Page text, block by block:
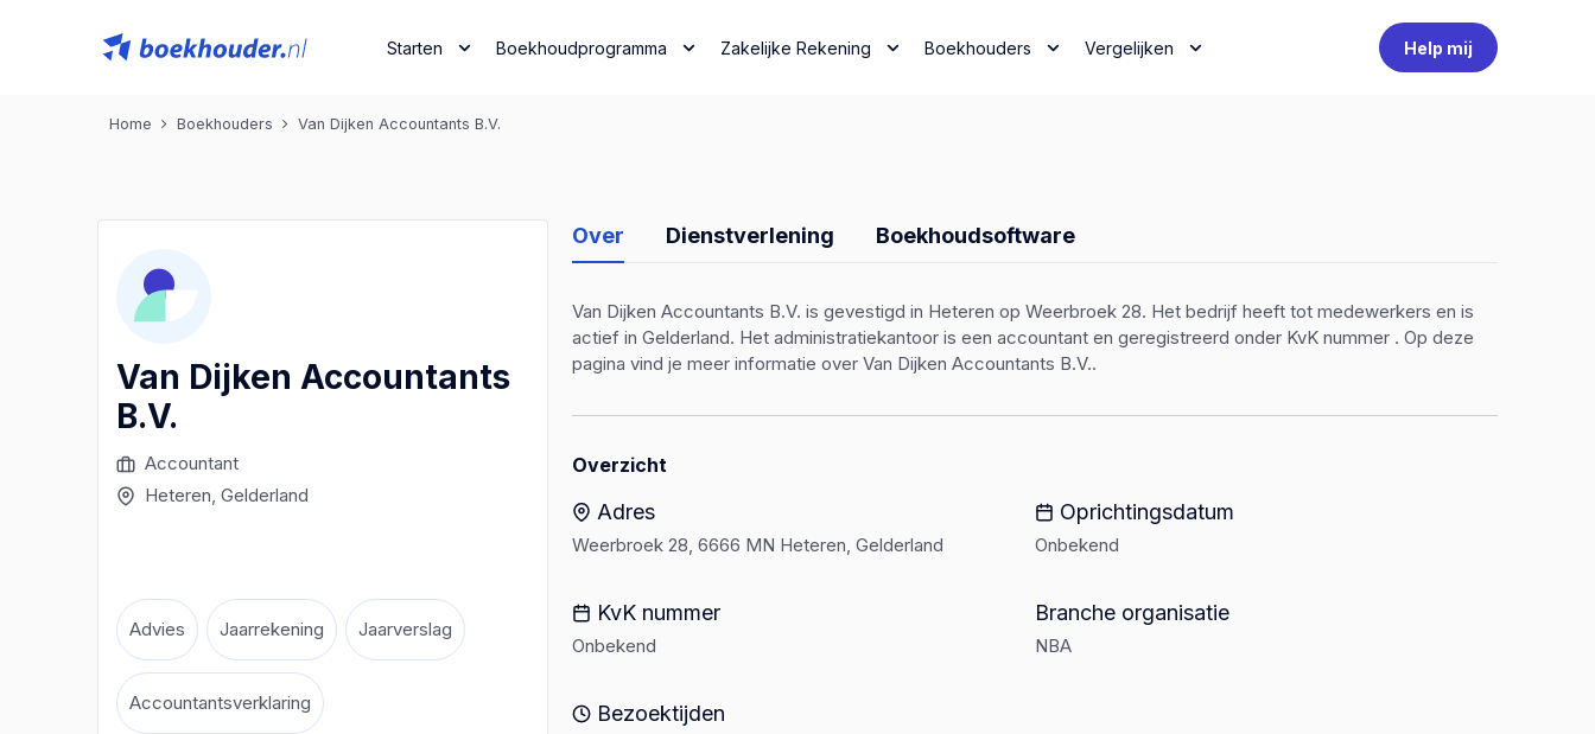
Starten Boekhoudprogramma Zakelijke Rekening Boekhouders Vergelijken Help mij
Home Boekhouders Van Dijken Accountants B.V.
Van Dijken Accountants
B.V.
Accountant
Heteren, Gelderland
Advies Jaarrekening Jaarverslag
Accountantsverklaring
Over Dienstverlening Boekhoudsoftware
Van Dijken Accountants B.V. is gevestigd in Heteren op Weerbroek 28. Het bedrijf heeft tot medewerkers en is
actief in Gelderland. Het administratiekantoor is een accountant en geregistreerd onder KvK nummer . Op deze
pagina vind je meer informatie over Van Dijken Accountants B.V..
Overzicht
Adres
Weerbroek 28, 6666 MN Heteren, Gelderland
Oprichtingsdatum
Onbekend
KvK nummer
Onbekend
Branche organisatie
NBA
Bezoektijden